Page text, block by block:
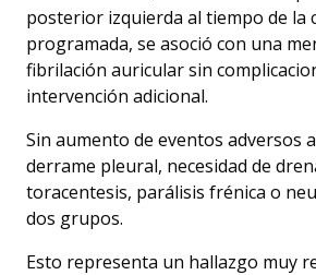
posterior izquierda al tiempo de la
programada, se asoció con una
fibrilación auricular sin
intervención adicional.
Sin aumento de eventos adversos
derrame pleural, necesidad de
toracentesis, parálisis frénica o
dos grupos.
Esto representa un hallazgo muy